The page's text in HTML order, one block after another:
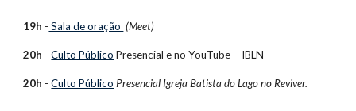
19h - Sala de oração (Meet)
20h - Culto Público Presencial e no YouTube  - IBLN
20h - Culto Público Presencial Igreja Batista do Lago no Reviver.